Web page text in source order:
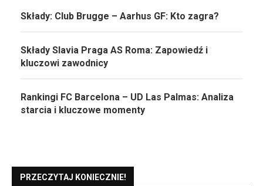
Składy: Club Brugge – Aarhus GF: Kto zagra?
Składy Slavia Praga AS Roma: Zapowiedź i
kluczowi zawodnicy
Rankingi FC Barcelona – UD Las Palmas: Analiza
starcia i kluczowe momenty
PRZECZYTAJ KONIECZNIE!